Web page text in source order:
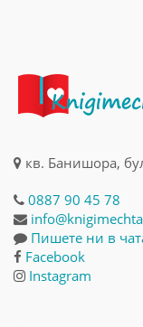
кв. Банишора,
0887 90 45 78
Пишете ни в
Facebook
Instagram